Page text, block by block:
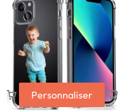
Personnaliser